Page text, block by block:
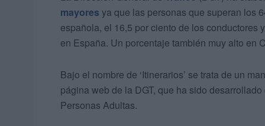
mayores ya que las personas que superan los
española, el 16,5 por ciento de los conductores
en España. Un porcentaje también muy alto en
Bajo el nombre de ‘Itinerarios’ se trata de un
página web de la DGT, que ha sido
Personas Adultas.